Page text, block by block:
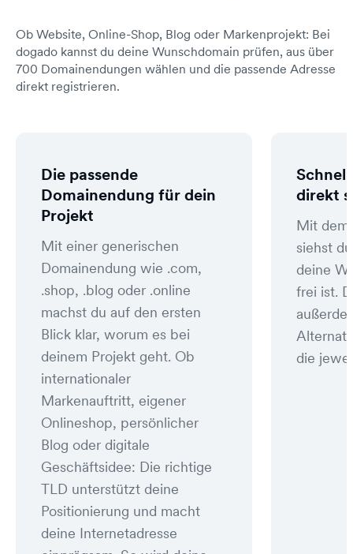
Ob Website, Online-Shop, Blog oder Markenprojekt: Bei
dogado kannst du deine Wunschdomain prüfen, aus über
700 Domainendungen wählen und die passende Adresse
direkt registrieren.
Die passende
Domainendung für dein
Projekt
Mit einer generischen
Domainendung wie .com,
.shop, .blog oder .online
machst du auf den ersten
Blick klar, worum es bei
deinem Projekt geht. Ob
internationaler
Markenauftritt, eigener
Onlineshop, persönlicher
Blog oder digitale
Geschäftsidee: Die richtige
TLD unterstützt deine
Positionierung und macht
deine Internetadresse
direkt
Mit dem
siehst
deine
frei ist.
die